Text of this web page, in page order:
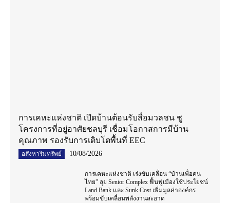
การเคหะแห่งชาติ เปิดบ้านต้อนรับสื่อมวลชน ชู
โครงการที่อยู่อาศัยชลบุรี เชื่อมโอกาสการมีบ้าน
คุณภาพ รองรับการเติบโตพื้นที่ EEC
อสังหาริมทรัพย์ 10/08/2026
การเคหะแห่งชาติ เร่งขับเคลื่อน “บ้านเพื่อคน
ไทย” ลุย Senior Complex ฟื้นฟูเมืองใช้ประโยชน์
Land Bank และ Sunk Cost เพิ่มมูลค่าองค์กร
พร้อมขับเคลื่อนพลังงานสะอาด